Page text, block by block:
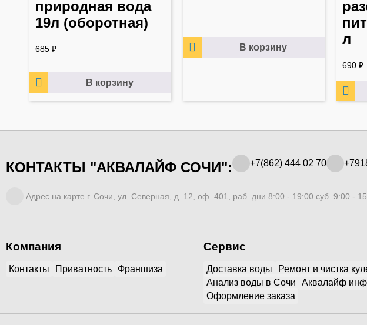
природная вода
19л (оборотная)
685 ₽
В корзину
В корзину
л
690 ₽
КОНТАКТЫ "АКВАЛАЙФ СОЧИ": +7(862) 444 02 70
Адрес на карте г. Сочи, ул. Северная, д. 12, оф. 401, раб. дни 8:00 - 19:00 суб. 9:00 -
Компания
Контакты Приватность Франшиза
Сервис
Доставка воды
Ремонт и чистка
Анализ воды в Сочи
Аквалайф
Оформление заказа